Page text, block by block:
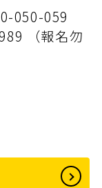
050-059
（報名勿